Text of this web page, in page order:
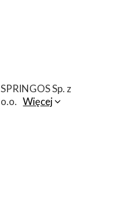
SPRINGOS Sp. z
o.o. Więcej